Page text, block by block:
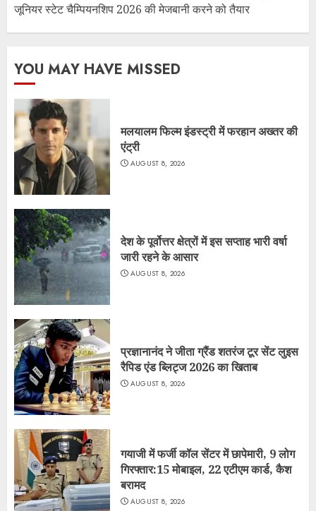
जूनियर स्टेट चैम्पियनशिप 2026 की मेजबानी करने को तैयार
YOU MAY HAVE MISSED
मलयालम फिल्म इंडस्ट्री में फरहान अख्तर की
एंट्री
AUGUST 8, 2026
देश के पूर्वोत्तर क्षेत्रों में इस सप्ताह भारी वर्षा
जारी रहने के आसार
AUGUST 8, 2026
प्रज्ञानानंद ने जीता ग्रैंड शतरंज टूर सेंट लुइस
रैपिड एंड ब्लिट्ज 2026 का खिताब
AUGUST 8, 2026
गयाजी में फर्जी कॉल सेंटर में छापेमारी, 9 लोग
गिरफ्तार:15 मोबाइल, 22 एटीएम कार्ड, कैश
बरामद
AUGUST 8, 2026